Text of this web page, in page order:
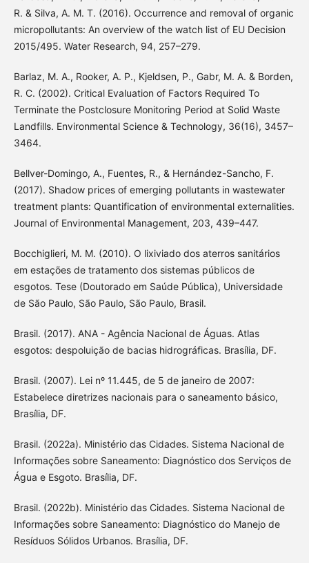
R. & Silva, A. M. T. (2016). Occurrence and removal of organic
micropollutants: An overview of the watch list of EU Decision
2015/495. Water Research, 94, 257–279.
Barlaz, M. A., Rooker, A. P., Kjeldsen, P., Gabr, M. A. & Borden,
R. C. (2002). Critical Evaluation of Factors Required To
Terminate the Postclosure Monitoring Period at Solid Waste
Landfills. Environmental Science & Technology, 36(16), 3457–
3464.
Bellver-Domingo, A., Fuentes, R., & Hernández-Sancho, F.
(2017). Shadow prices of emerging pollutants in wastewater
treatment plants: Quantification of environmental externalities.
Journal of Environmental Management, 203, 439–447.
Bocchiglieri, M. M. (2010). O lixiviado dos aterros sanitários
em estações de tratamento dos sistemas públicos de
esgotos. Tese (Doutorado em Saúde Pública), Universidade
de São Paulo, São Paulo, São Paulo, Brasil.
Brasil. (2017). ANA - Agência Nacional de Águas. Atlas
esgotos: despoluição de bacias hidrográficas. Brasília, DF.
Brasil. (2007). Lei nº 11.445, de 5 de janeiro de 2007:
Estabelece diretrizes nacionais para o saneamento básico,
Brasília, DF.
Brasil. (2022a). Ministério das Cidades. Sistema Nacional de
Informações sobre Saneamento: Diagnóstico dos Serviços de
Água e Esgoto. Brasília, DF.
Brasil. (2022b). Ministério das Cidades. Sistema Nacional de
Informações sobre Saneamento: Diagnóstico do Manejo de
Resíduos Sólidos Urbanos. Brasília, DF.